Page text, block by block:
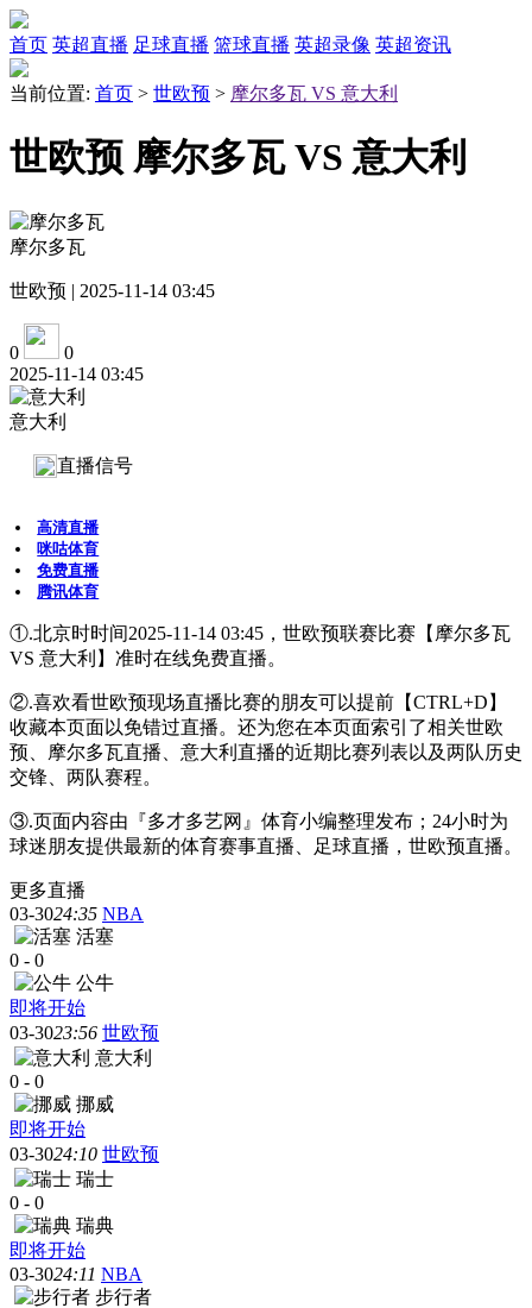
首页 英超直播 足球直播 篮球直播 英超录像 英超资讯
当前位置: 首页 > 世欧预 > 摩尔多瓦 VS 意大利
世欧预 摩尔多瓦 VS 意大利
摩尔多瓦
世欧预 | 2025-11-14 03:45
0
0
2025-11-14 03:45
意大利
直播信号
高清直播
咪咕体育
免费直播
腾讯体育
①.北京时时间2025-11-14 03:45，世欧预联赛比赛【摩尔多瓦
VS 意大利】准时在线免费直播。
②.喜欢看世欧预现场直播比赛的朋友可以提前【CTRL+D】
收藏本页面以免错过直播。还为您在本页面索引了相关世欧
预、摩尔多瓦直播、意大利直播的近期比赛列表以及两队历史
交锋、两队赛程。
③.页面内容由『多才多艺网』体育小编整理发布；24小时为
球迷朋友提供最新的体育赛事直播、足球直播，世欧预直播。
更多直播
03-3024:35 NBA
活塞
0 - 0
公牛
即将开始
03-3023:56 世欧预
意大利
0 - 0
挪威
即将开始
03-3024:10 世欧预
瑞士
0 - 0
瑞典
即将开始
03-3024:11 NBA
步行者